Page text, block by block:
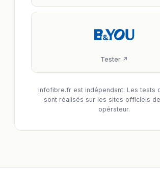
Tester ↗
infofibre.fr est indépendant. Les tests
sont réalisés sur les sites officiels
opérateur.